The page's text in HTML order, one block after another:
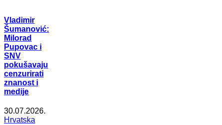
Vladimir
Šumanović:
Milorad
Pupovac i
SNV
pokušavaju
cenzurirati
znanost i
medije
30.07.2026.
Hrvatska